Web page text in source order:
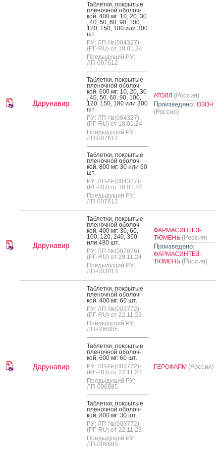
Дарунавир
Таб­летки, пок­ры­тые
пле­ноч­ной обо­лоч­
кой, 400 мг: 10, 20, 30
, 40, 50, 60, 90, 100,
120, 150, 180 или 300
шт.
РУ: ЛП-№(004327)-
(РГ-RU) от 18.01.24
Предыдущий РУ:
ЛП-007612
Таб­летки, пок­ры­тые
пле­ноч­ной обо­лоч­
кой, 600 мг: 10, 20, 30
, 40, 50, 60, 90, 100,
120, 150, 180 или 300
шт.
РУ: ЛП-№(004327)-
(РГ-RU) от 18.01.24
Предыдущий РУ:
ЛП-007612
Таб­летки, пок­ры­тые
пле­ноч­ной обо­лоч­
кой, 800 мг: 30 или 60
шт.
РУ: ЛП-№(004327)-
(РГ-RU) от 18.01.24
Предыдущий РУ:
ЛП-007612
АТОЛЛ (Россия)
Произведено: ОЗОН
(Россия)
Дарунавир
Таб­летки, пок­ры­тые
пле­ноч­ной обо­лоч­
кой, 400 мг: 30, 60,
100, 120, 240, 360
или 480 шт.
РУ: ЛП-№(007876)-
(РГ-RU) от 29.11.24
Предыдущий РУ:
ЛП-003813
ФАРМАСИНТЕЗ-
ТЮМЕНЬ (Россия)
Произведено:
ФАРМАСИНТЕЗ-
ТЮМЕНЬ (Россия)
Дарунавир
Таб­летки, пок­ры­тые
пле­ноч­ной обо­лоч­
кой, 400 мг: 60 шт.
РУ: ЛП-№(003772)-
(РГ-RU) от 22.11.23
Предыдущий РУ:
ЛП-006885
Таб­летки, пок­ры­тые
пле­ноч­ной обо­лоч­
кой, 600 мг: 60 шт.
РУ: ЛП-№(003772)-
(РГ-RU) от 22.11.23
Предыдущий РУ:
ЛП-006885
Таб­летки, пок­ры­тые
пле­ноч­ной обо­лоч­
кой, 800 мг: 30 шт.
РУ: ЛП-№(003772)-
(РГ-RU) от 22.11.23
Предыдущий РУ:
ЛП-006885
ГЕРОФАРМ (Россия)